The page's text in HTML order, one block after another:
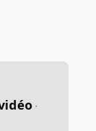
·